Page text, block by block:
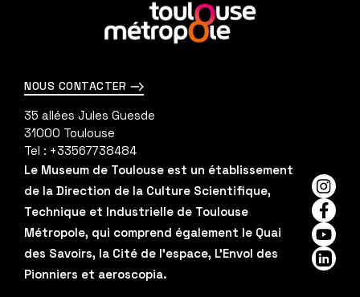
En
savoir
plus
NOUS CONTACTER
35 allées Jules Guesde
31000 Toulouse
Tel : +33567738484
Le Museum de Toulouse est un établissement
de la Direction de la Culture Scientifique,
Technique et Industrielle de Toulouse
Métropole, qui comprend également le Quai
des Savoirs, la Cité de l'espace, L'Envol des
Pionniers et aeroscopia.